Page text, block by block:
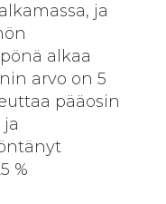
ja
alkaa
arvo on 5
pääosin
%